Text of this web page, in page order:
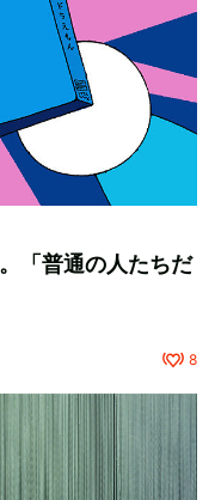
「普通の人たちだ
8